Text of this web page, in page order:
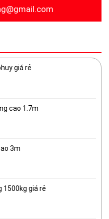
giá rẻ
cao 1.7m
3m
1500kg giá rẻ